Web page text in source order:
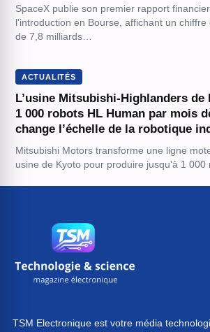
SpaceX publie son premier rapport
l'introduction en Bourse, affichant un chiffre
de 7,8 milliards…
ACTUALITÉS
L’usine Mitsubishi-Highlanders
1 000 robots HL Human par mois
change l’échelle de la robotique
Mitsubishi Motors transforme une ligne
usine de Kyoto pour produire jusqu'à 1
TSM Electronique est votre média